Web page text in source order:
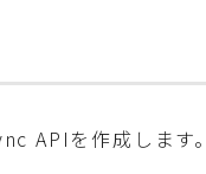
APIを作成します。